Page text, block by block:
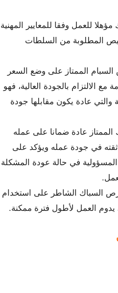
مؤهلا للعمل وفقا للمعايير المهنية
المطلوبة من السلطات
الممتاز على وضع السعر
مع الالتزام بالجودة العالية، فهو
والتي عادة يكون مقابلها جودة
الممتاز عادة ضمانا على عمله
في جودة عمله ويؤكد على
في حالة عودة المشكلة
السباك الشاطر على استخدام
يدوم العمل لأطول فترة ممكنة.